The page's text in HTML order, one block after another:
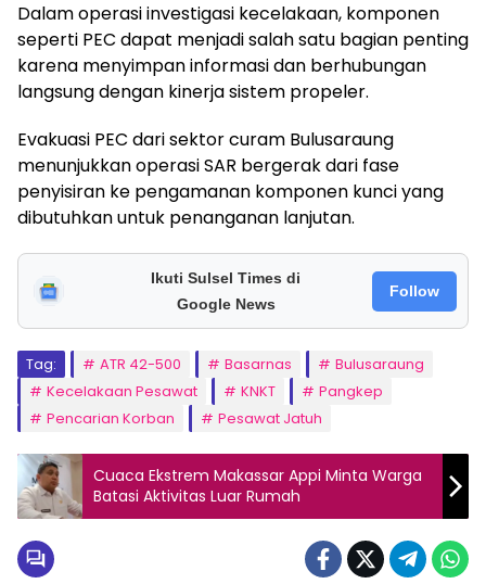
Dalam operasi investigasi kecelakaan, komponen
seperti PEC dapat menjadi salah satu bagian penting
karena menyimpan informasi dan berhubungan
langsung dengan kinerja sistem propeler.
Evakuasi PEC dari sektor curam Bulusaraung
menunjukkan operasi SAR bergerak dari fase
penyisiran ke pengamanan komponen kunci yang
dibutuhkan untuk penanganan lanjutan.
Ikuti Sulsel Times di
Google News
Follow
Tag: ATR 42-500 Basarnas
Bulusaraung
Kecelakaan Pesawat
KNKT
Pangkep
Pencarian Korban
Pesawat Jatuh
Cuaca Ekstrem Makassar Appi Minta Warga
Batasi Aktivitas Luar Rumah